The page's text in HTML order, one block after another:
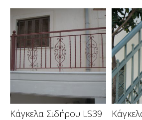
Κάγκελα Σιδήρου LS39